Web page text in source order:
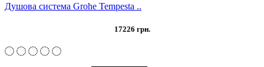
Душова система Grohe Tempesta ..
17226 грн.